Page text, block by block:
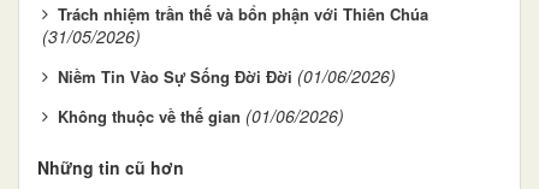
Trách nhiệm trần thế và bổn phận với Thiên Chúa
(31/05/2026)
Niềm Tin Vào Sự Sống Đời Đời (01/06/2026)
Không thuộc về thế gian (01/06/2026)
Những tin cũ hơn